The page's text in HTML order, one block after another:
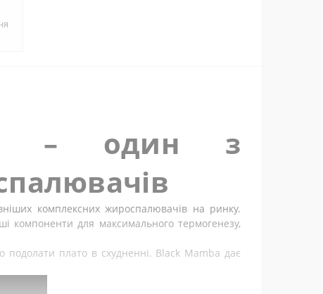
– один з
комплексних жироспалювачів на ринку.
компоненти для максимального термогенезу,
подолати плато в схудненні. Black Mamba дає